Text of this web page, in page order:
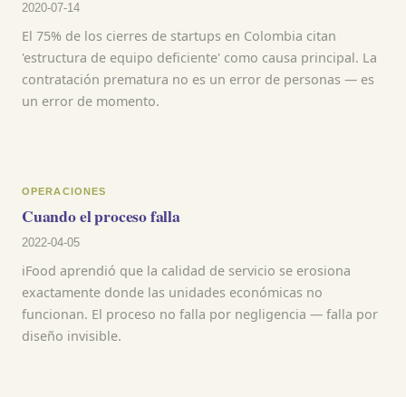
2020-07-14
El 75% de los cierres de startups en Colombia citan
'estructura de equipo deficiente' como causa principal. La
contratación prematura no es un error de personas — es
un error de momento.
OPERACIONES
Cuando el proceso falla
2022-04-05
iFood aprendió que la calidad de servicio se erosiona
exactamente donde las unidades económicas no
funcionan. El proceso no falla por negligencia — falla por
diseño invisible.